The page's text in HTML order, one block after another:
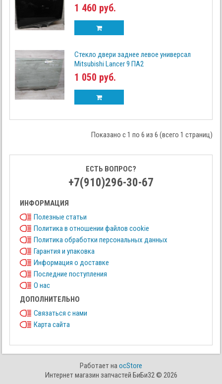
1 460 руб.
Стекло двери заднее левое универсал
Mitsubishi Lancer 9 ПА2
1 050 руб.
Показано с 1 по 6 из 6 (всего 1 страниц)
ЕСТЬ ВОПРОС?
+7(910)296-30-67
ИНФОРМАЦИЯ
Полезные статьи
Политика в отношении файлов cookie
Политика обработки персональных данных
Гарантия и упаковка
Информация о доставке
Последние поступления
О нас
ДОПОЛНИТЕЛЬНО
Связаться с нами
Карта сайта
Работает наocStore
Интернет магазин запчастей БиБи32 © 2026